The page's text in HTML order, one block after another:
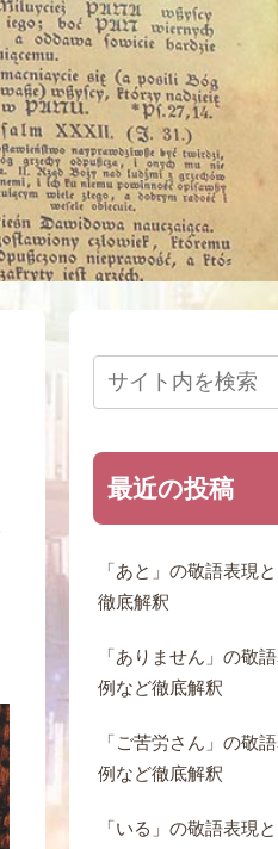
最近の投稿
「あと」の敬語表現
徹底解釈
「ありません」の敬
例など徹底解釈
「ご苦労さん」の敬
例など徹底解釈
「いる」の敬語表現